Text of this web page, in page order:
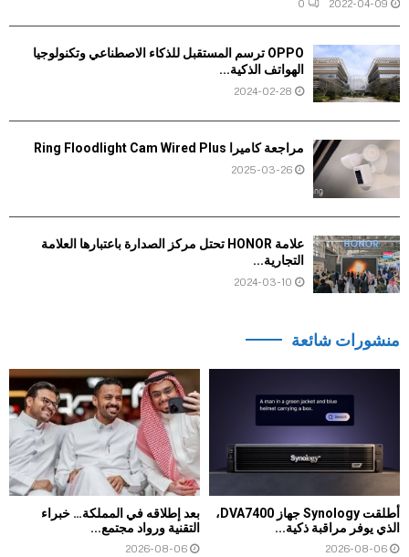
2022-04-09
0
OPPO ترسم المستقبل للذكاء الاصطناعي وتكنولوجيا
الهواتف الذكية...
2024-02-28
مراجعة كاميرا Ring Floodlight Cam Wired Plus
2025-03-26
علامة HONOR تحتل مركز الصدارة باعتبارها العلامة
التجارية...
2024-03-10
منشورات شائعة
أطلقت Synology جهاز DVA7400،
الذي يوفر مراقبة ذكية...
2026-08-06
بعد إطلاقه في المملكة… خبراء
التقنية ورواد مجتمع...
2026-08-06